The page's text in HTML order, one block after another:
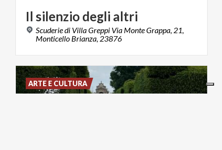
Il silenziodegli altri
Scuderie di Villa Greppi Via Monte Grappa, 21,
Monticello Brianza, 23876
ARTE E CULTURA